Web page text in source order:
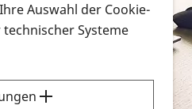
verschiedenen
Sie nach Infonmaterial
bzw. herunterladen
Auswahl der Cookie-
Systeme